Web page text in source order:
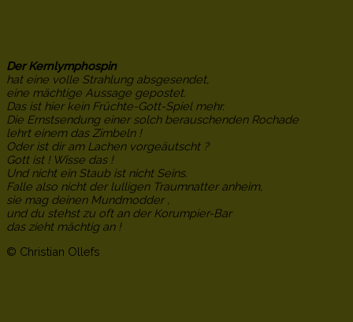
Der Kernlymphospin
hat eine volle Strahlung absgesendet,
eine mächtige Aussage gepostet.
Das ist hier kein Früchte-Gott-Spiel mehr.
Die Ernstsendung einer solch berauschenden Rochade
lehrt einem das Zimbeln !
Oder ist dir am Lachen vorgeäutscht ?
Gott ist ! Wisse das !
Und nicht ein Staub ist nicht Seins.
Falle also nicht der lulligen Traumnatter anheim,
sie mag deinen Mundmodder ,
und du stehst zu oft an der Korumpier-Bar
das zieht mächtig an !
© Christian Ollefs